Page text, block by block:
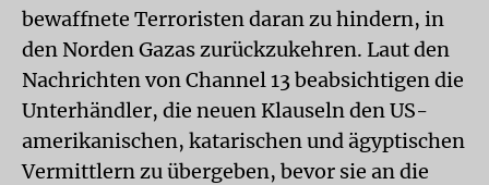
bewaffnete Terroristen daran zu hindern, in
den Norden Gazas zurückzukehren. Laut den
Nachrichten von Channel 13 beabsichtigen die
Unterhändler, die neuen Klauseln den US-
amerikanischen, katarischen und ägyptischen
Vermittlern zu übergeben, bevor sie an die